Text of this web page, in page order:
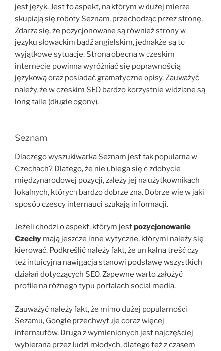
jest język. Jest to aspekt, na którym w dużej mierze
skupiają się roboty Seznam, przechodząc przez stronę.
Zdarza się, że pozycjonowane są również strony w
języku słowackim bądź angielskim, jednakże są to
wyjątkowe sytuacje. Strona obecna w czeskim
internecie powinna wyróżniać się poprawnością
językową oraz posiadać gramatyczne opisy. Zauważyć
należy, że w czeskim SEO bardzo korzystnie widziane są
long taile (długie ogony).
Seznam
Dlaczego wyszukiwarka Seznam jest tak popularna w
Czechach? Dlatego, że nie ubiega się o zdobycie
międzynarodowej pozycji, zależy jej na użytkownikach
lokalnych, których bardzo dobrze zna. Dobrze wie w jaki
sposób czescy internauci szukają informacji.
Jeżeli chodzi o aspekt, którym jestpozycjonowanie
Czechy mają jeszcze inne wytyczne, którymi należy się
kierować. Podkreślić należy fakt, że unikalna treść czy
też intuicyjna nawigacja stanowi podstawę wszystkich
działań dotyczących SEO. Zapewne warto założyć
profile na różnego typu portalach social media.
Zauważyć należy fakt, że mimo dużej popularności
Sezamu, Google przechwytuje coraz więcej
internautów. Druga z wymienionych jest najczęściej
wybierana przez ludzi młodych, dlatego też z czasem